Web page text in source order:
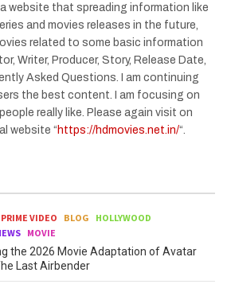
website that spreading information like
and movies releases in the future,
related to some basic information
Writer, Producer, Story, Release Date,
Asked Questions. I am continuing
the best content. I am focusing on
really like. Please again visit on
website “ https://hdmovies.net.in/“.
VIDEO BLOG
HOLLYWOOD
MOVIE
the 2026 Movie Adaptation of Avatar
Last Airbender